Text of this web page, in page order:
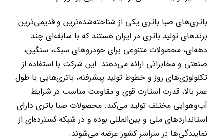
باتری‌های صبا باتری یکی از شناخته‌شده‌ترین و قدیمی‌ترین
برندهای تولید باتری در ایران هستند که با سابقه‌ای چند
دهه‌ای، محصولات متنوعی برای خودروهای سبک، سنگین،
صنعتی و مخابراتی ارائه می‌دهند. این شرکت با استفاده از
تکنولوژی‌های روز و خطوط تولید پیشرفته، باتری‌هایی با طول
عمر بالا، قدرت استارت قوی و مقاومت مناسب در شرایط
آب‌وهوایی مختلف تولید می‌کند. محصولات صبا باتری دارای
استانداردهای ملی و بین‌المللی بوده و در شبکه گسترده‌ای از
نمایندگی‌ها در سراسر کشور عرضه می‌شوند.